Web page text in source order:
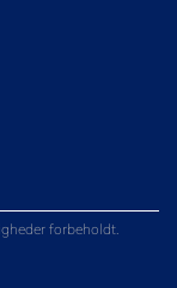
forbeholdt.